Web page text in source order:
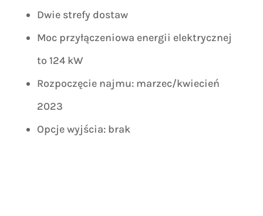
Dwie strefy dostaw
Moc przyłączeniowa energii elektrycznej
to 124 kW
Rozpoczęcie najmu: marzec/kwiecień
2023
Opcje wyjścia: brak